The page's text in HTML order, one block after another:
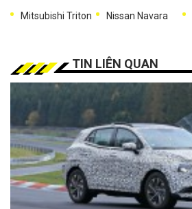
Mitsubishi Triton Nissan Navara
TIN LIÊN QUAN